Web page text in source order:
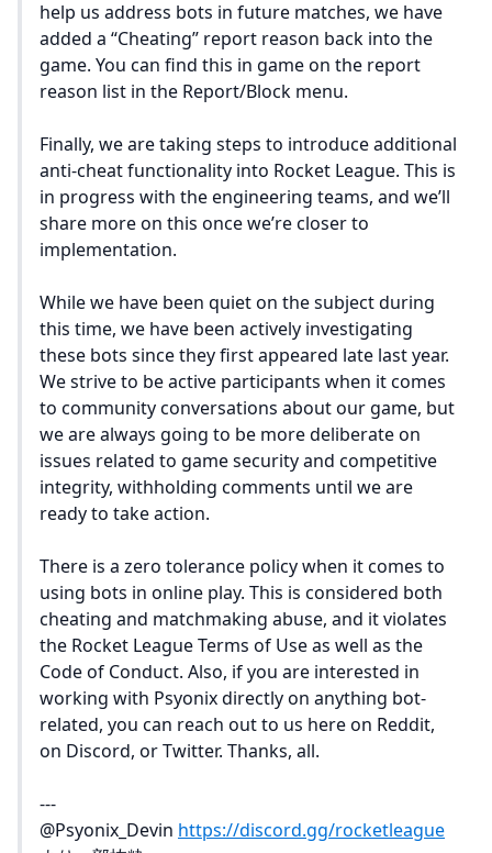
help us address bots in future matches, we have
added a “Cheating” report reason back into the
game. You can find this in game on the report
reason list in the Report/Block menu.
Finally, we are taking steps to introduce additional
anti-cheat functionality into Rocket League. This is
in progress with the engineering teams, and we’ll
share more on this once we’re closer to
implementation.
While we have been quiet on the subject during
this time, we have been actively investigating
these bots since they first appeared late last year.
We strive to be active participants when it comes
to community conversations about our game, but
we are always going to be more deliberate on
issues related to game security and competitive
integrity, withholding comments until we are
ready to take action.
There is a zero tolerance policy when it comes to
using bots in online play. This is considered both
cheating and matchmaking abuse, and it violates
the Rocket League Terms of Use as well as the
Code of Conduct. Also, if you are interested in
working with Psyonix directly on anything bot-
related, you can reach out to us here on Reddit,
on Discord, or Twitter. Thanks, all.
---
@Psyonix_Devin https://discord.gg/rocketleague